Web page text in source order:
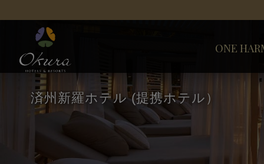
ONE
済州新羅ホテル (提携ホテル）